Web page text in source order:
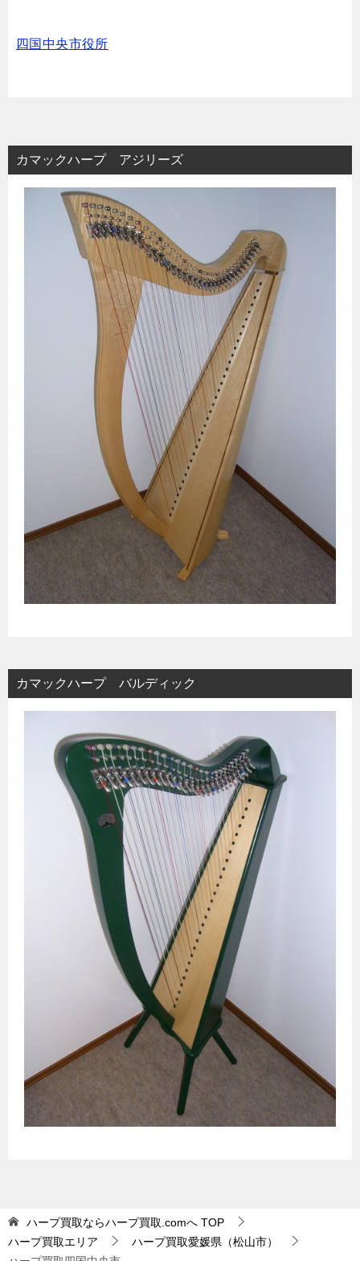
四国中央市役所
カマックハープ アジリーズ
カマックハープ バルディック
ハープ買取ならハープ買取.comへ TOP
ハープ買取エリア
ハープ買取愛媛県（松山市）